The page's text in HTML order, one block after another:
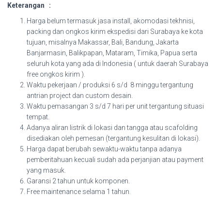
Keterangan :
Harga belum termasuk jasa install, akomodasi tekhnisi,
packing dan ongkos kirim ekspedisi dari Surabaya ke kota
tujuan, misalnya Makassar, Bali, Bandung, Jakarta
Banjarmasin, Balikpapan, Mataram, Timika, Papua serta
seluruh kota yang ada di Indonesia ( untuk daerah Surabaya
free ongkos kirim ).
Waktu pekerjaan / produksi 6 s/d 8 minggu tergantung
antrian project dan custom desain.
Waktu pemasangan 3 s/d 7 hari per unit tergantung situasi
tempat.
Adanya aliran listrik di lokasi dan tangga atau scafolding
disediakan oleh pemesan (tergantung kesulitan di lokasi).
Harga dapat berubah sewaktu-waktu tanpa adanya
pemberitahuan kecuali sudah ada perjanjian atau payment
yang masuk.
Garansi 2 tahun untuk komponen.
Free maintenance selama 1 tahun.